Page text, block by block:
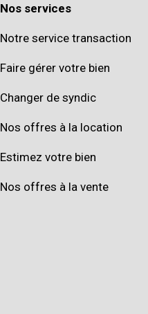
Nos services
Notre service transaction
Faire gérer votre bien
Changer de syndic
Nos offres à la location
Estimez votre bien
Nos offres à la vente